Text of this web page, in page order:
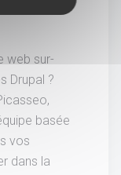
web sur-
Drupal ?
basée
vos
dans la